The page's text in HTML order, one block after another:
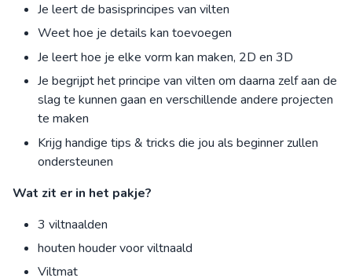
Je leert de basisprincipes van vilten
Weet hoe je details kan toevoegen
Je leert hoe je elke vorm kan maken, 2D en 3D
Je begrijpt het principe van vilten om daarna zelf aan de
slag te kunnen gaan en verschillende andere projecten
te maken
Krijg handige tips & tricks die jou als beginner zullen
ondersteunen
Wat zit er in het pakje?
3 viltnaalden
houten houder voor viltnaald
Viltmat